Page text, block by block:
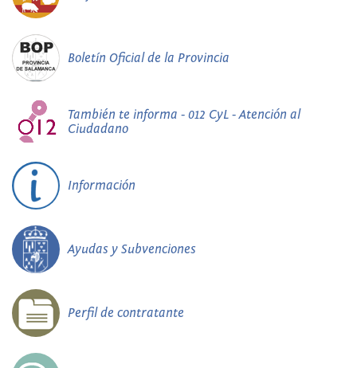
Boletín Oficial de la Provincia
También te informa - 012 CyL - Atención al
Ciudadano
Información
Ayudas y Subvenciones
Perfil de contratante